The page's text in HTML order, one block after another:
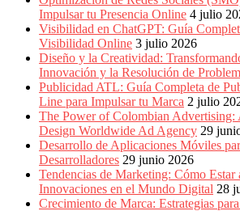
Impulsar tu Presencia Online 4 julio
Visibilidad en ChatGPT: Guía
Visibilidad Online 3 julio 2026
Diseño y la Creatividad:
Innovación y la Resolución de
Publicidad ATL: Guía Completa de
Line para Impulsar tu Marca 2 julio
The Power of Colombian
Design Worldwide Ad Agency 29
Desarrollo de Aplicaciones Móviles
Desarrolladores 29 junio 2026
Tendencias de Marketing: Cómo Estar
Innovaciones en el Mundo Digital 28
Crecimiento de Marca: Estrategias